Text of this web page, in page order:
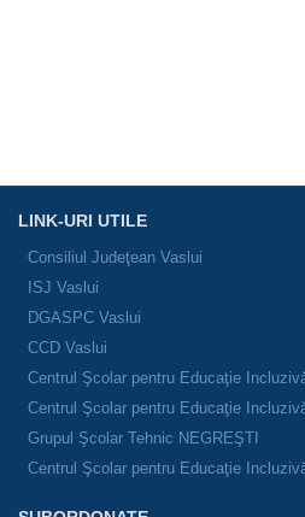
LINK-URI UTILE
Consiliul Judeţean Vaslui
ISJ Vaslui
DGASPC Vaslui
CCD Vaslui
Centrul Şcolar pentru Educaţie
Centrul Şcolar pentru Educaţie
Grupul Şcolar Tehnic NEGREŞTI
Centrul Şcolar pentru Educaţie